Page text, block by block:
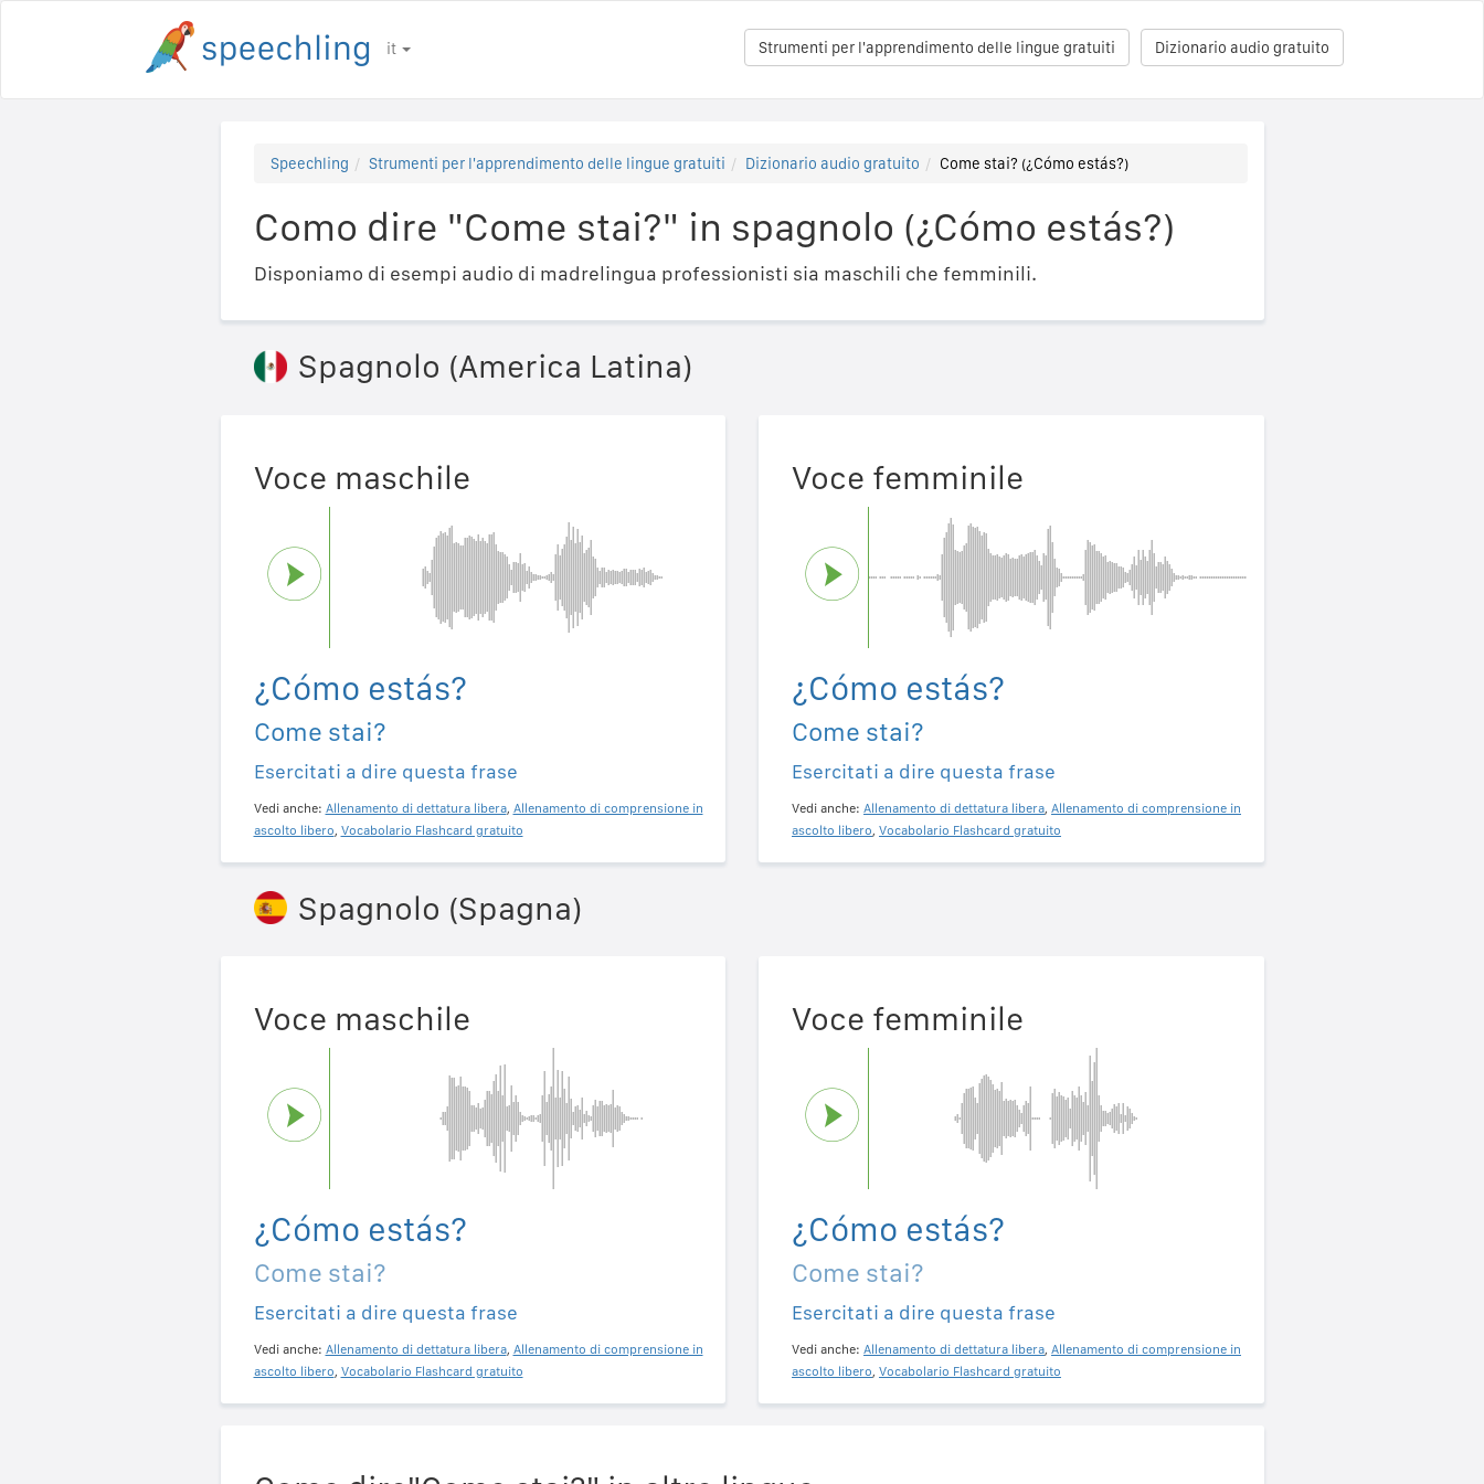
it Dizionario audio gratuito
Strumenti per l'apprendimento delle lingue gratuiti
Speechling Strumenti per l'apprendimento delle lingue gratuiti Dizionario audio gratuito Come stai? (¿Cómo estás?)
Como dire "Come stai?" in spagnolo (¿Cómo estás?)
Disponiamo di esempi audio di madrelingua professionisti sia maschili che femminili.
Spagnolo (America Latina)
Voce maschile
¿Cómo estás?
Come stai?
Esercitati a dire questa frase
Vedi anche: Allenamento di dettatura libera, Allenamento di comprensione in
ascolto libero, Vocabolario Flashcard gratuito
Voce femminile
¿Cómo estás?
Come stai?
Esercitati a dire questa frase
Vedi anche: Allenamento di dettatura libera, Allenamento di comprensione in
ascolto libero, Vocabolario Flashcard gratuito
Spagnolo (Spagna)
Voce maschile
¿Cómo estás?
Come stai?
Esercitati a dire questa frase
Vedi anche: Allenamento di dettatura libera, Allenamento di comprensione in
ascolto libero, Vocabolario Flashcard gratuito
Voce femminile
¿Cómo estás?
Come stai?
Esercitati a dire questa frase
Vedi anche: Allenamento di dettatura libera, Allenamento di comprensione in
ascolto libero, Vocabolario Flashcard gratuito